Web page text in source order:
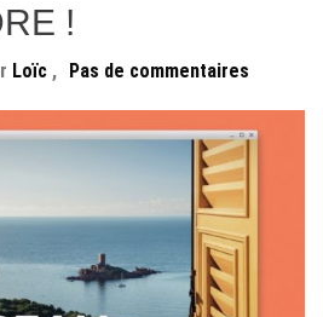
!
Loïc , Pas de commentaires